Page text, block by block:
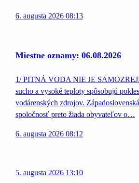
6. augusta 2026 08:13
Miestne oznamy: 06.08.2026
1/ PITNÁ VODA NIE JE
sucho a vysoké teploty spôsobujú
vodárenských zdrojov.
spoločnosť preto žiada obyvateľov o…
6. augusta 2026 08:12
5. augusta 2026 13:10